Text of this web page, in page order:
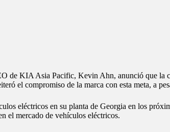
de KIA Asia Pacific, Kevin Ahn, anunció que la
el compromiso de la marca con esta meta, a
eléctricos en su planta de Georgia en los
el mercado de vehículos eléctricos.